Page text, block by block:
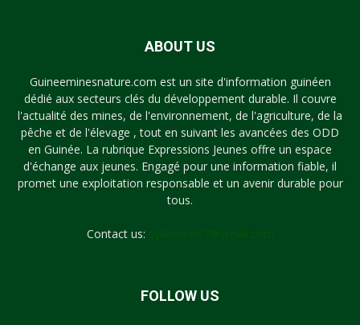
ABOUT US
Guineeminesnature.com est un site d'information guinéen
dédié aux secteurs clés du développement durable. Il couvre
l'actualité des mines, de l'environnement, de l'agriculture, de la
pêche et de l'élevage , tout en suivant les avancées des ODD
en Guinée. La rubrique Expressions Jeunes offre un espace
d'échange aux jeunes. Engagé pour une information fiable, il
promet une exploitation responsable et un avenir durable pour
tous.
Contact us:
FOLLOW US